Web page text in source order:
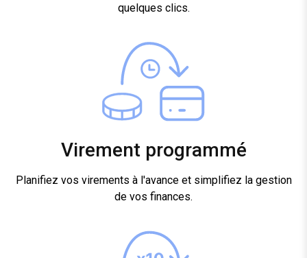
quelques clics.
Virement programmé
Planifiez vos virements à l'avance et simplifiez la gestion
de vos finances.